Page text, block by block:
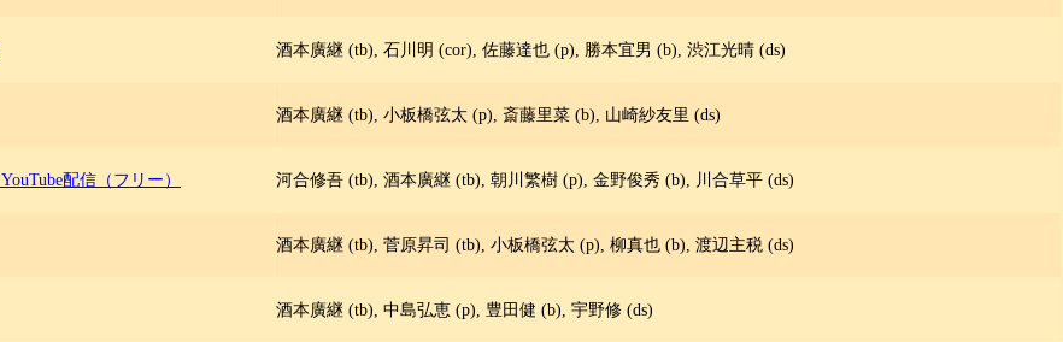
酒本廣継 (tb), 石川明 (cor), 佐藤達也 (p), 勝本宜男 (b), 渋江光晴 (ds)
酒本廣継 (tb), 小板橋弦太 (p), 斎藤里菜 (b), 山崎紗友里 (ds)
YouTube配信（フリー） 河合修吾 (tb), 酒本廣継 (tb), 朝川繁樹 (p), 金野俊秀 (b), 川合草平 (ds)
酒本廣継 (tb), 菅原昇司 (tb), 小板橋弦太 (p), 柳真也 (b), 渡辺主税 (ds)
酒本廣継 (tb), 中島弘恵 (p), 豊田健 (b), 宇野修 (ds)